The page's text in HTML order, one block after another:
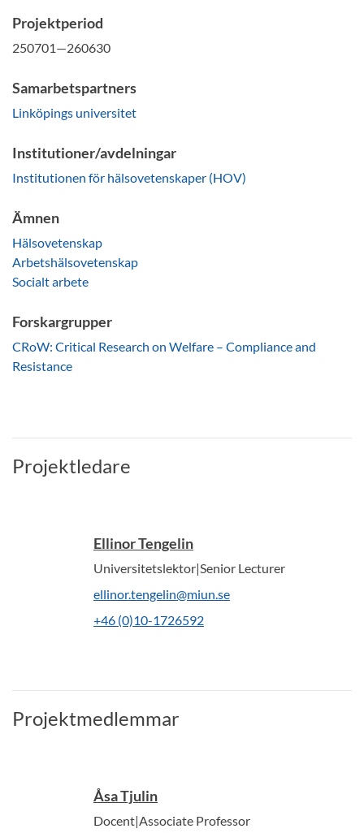
Projektperiod
250701—260630
Samarbetspartners
Linköpings universitet
Institutioner/avdelningar
Institutionen för hälsovetenskaper (HOV)
Ämnen
Hälsovetenskap
Arbetshälsovetenskap
Socialt arbete
Forskargrupper
CRoW: Critical Research on Welfare – Compliance and
Resistance
Projektledare
Ellinor Tengelin
Universitetslektor|Senior Lecturer
ellinor.tengelin@miun.se
+46 (0)10-1726592
Projektmedlemmar
Åsa Tjulin
Docent|Associate Professor